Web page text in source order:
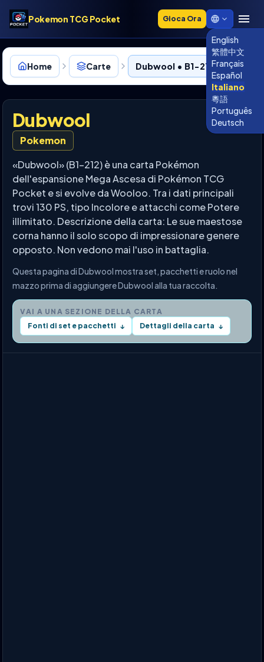
Pokemon TCG Pocket Gioca Ora
English
繁體中文
Français
Español
Italiano
粵語
Português
Deutsch
Home Carte Dubwool • B1-212
Dubwool
Pokemon
«Dubwool» (B1-212) è una carta Pokémon
dell'espansione Mega Ascesa di Pokémon TCG
Pocket e si evolve da Wooloo. Tra i dati principali
trovi 130 PS, tipo Incolore e attacchi come Potere
illimitato. Descrizione della carta: Le sue maestose
corna hanno il solo scopo di impressionare genere
opposto. Non vedono mai l'uso in battaglia.
Questa pagina di Dubwool mostra set, pacchetti e ruolo nel
mazzo prima di aggiungere Dubwool alla tua raccolta.
VAI A UNA SEZIONE DELLA CARTA
Fonti di set e pacchetti ↓ Dettagli della carta ↓